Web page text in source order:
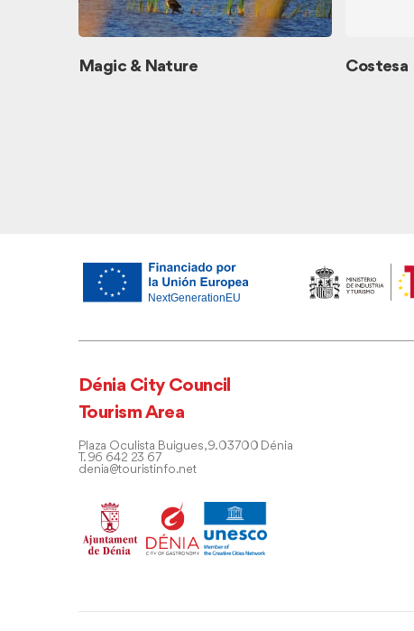
Magic & Nature Costesa
Dénia City Council
Tourism Area
Plaza Oculista Buigues, 9. 03700 Dénia
T. 96 642 23 67
denia@touristinfo.net